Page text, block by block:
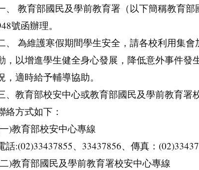
、 教育部國民及學前教育署（以下簡稱教育
號函辦理。
、 為維護寒假期間學生安全，請各校利用集
，以增進學生健全身心發展，降低意外事件
，適時給予輔導協助。
、教育部校安中心或教育部國民及學前教育署
絡方式如下：
)教育部校安中心專線
話:(02)33437855、33437856、傳真：
)教育部國民及學前教育署校安中心專線